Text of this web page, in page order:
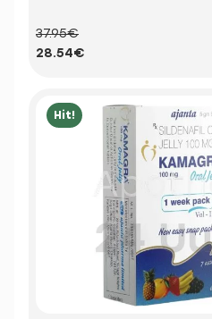
37.95€
28.54€
Hit!